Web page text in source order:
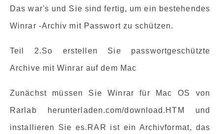
Das war's und Sie sind fertig, um ein bestehendes
Winrar -Archiv mit Passwort zu schützen.
Teil 2.So erstellen Sie passwortgeschützte
Archive mit Winrar auf dem Mac
Zunächst müssen Sie Winrar für Mac OS von
Rarlab herunterladen.com/download.HTM und
installieren Sie es.RAR ist ein Archivformat, das